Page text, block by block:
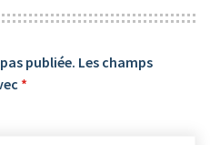
publiée. Les champs
*